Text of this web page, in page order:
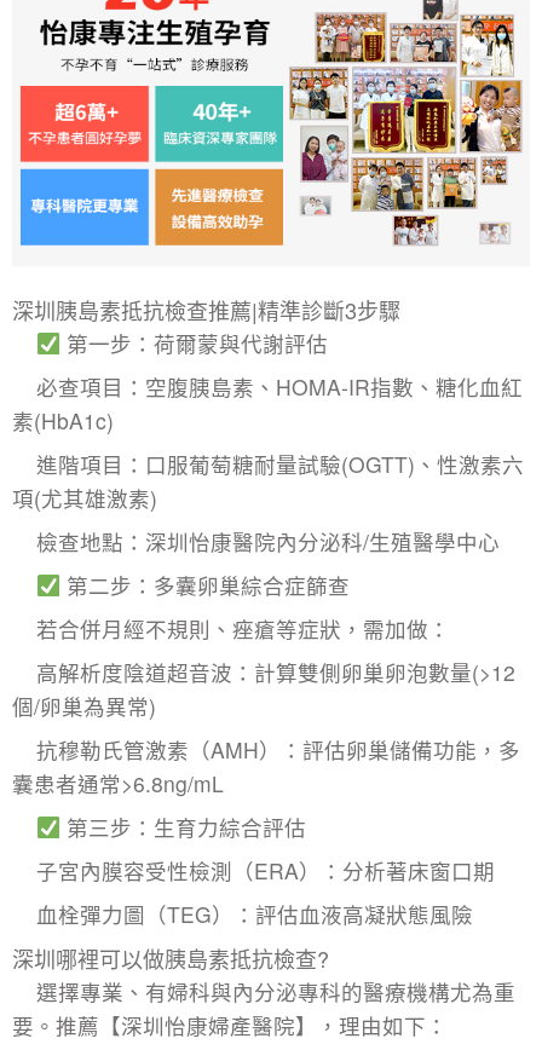
深圳胰島素抵抗檢查推薦|精準診斷3步驟
​第一步：荷爾蒙與代謝評估
​必查項目：空腹胰島素、HOMA-IR指數、糖化血紅
素(HbA1c)
​進階項目：口服葡萄糖耐量試驗(OGTT)、性激素六
項(尤其雄激素)
​檢查地點：深圳怡康醫院內分泌科/生殖醫學中心
​第二步： 多囊卵巢綜合症篩查
若合併月經不規則、痤瘡等症狀，需加做：
​高解析度陰道超音波：計算雙側卵巢卵泡數量(>12
個/卵巢為異常)
​抗穆勒氏管激素（AMH）​：評估卵巢儲備功能，多
囊患者通常>6.8ng/mL
​第三步：生育力綜合評估
​子宮內膜容受性檢測（ERA）​：分析著床窗口期
​血栓彈力圖（TEG）​：評估血液高凝狀態風險
深圳哪裡可以做胰島素抵抗檢查?
選擇專業、有婦科與內分泌專科的醫療機構尤為重
要。推薦【深圳怡康婦產醫院】，理由如下：